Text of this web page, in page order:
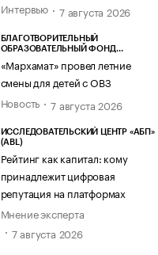
Интервью
7 августа 2026
БЛАГОТВОРИТЕЛЬНЫЙ
ОБРАЗОВАТЕЛЬНЫЙ ФОНД
«Мархамат» провел летние
смены для детей с ОВЗ
Новость
7 августа 2026
ИССЛЕДОВАТЕЛЬСКИЙ ЦЕНТР «АБП»
(ABL)
Рейтинг как капитал: кому
принадлежит цифровая
репутация на платформах
Мнение эксперта
7 августа 2026